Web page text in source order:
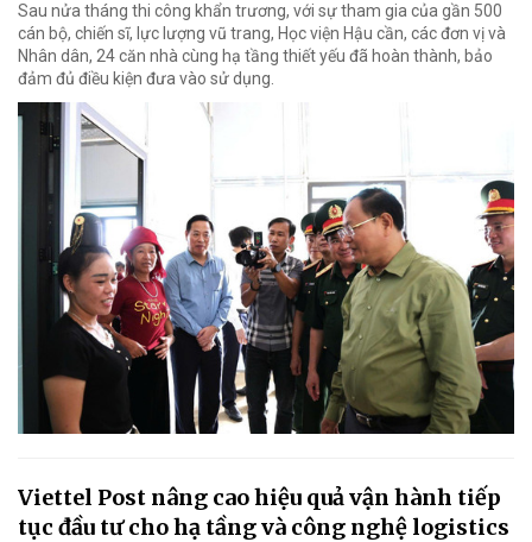
Sau nửa tháng thi công khẩn trương, với sự tham gia của gần 500
cán bộ, chiến sĩ, lực lượng vũ trang, Học viện Hậu cần, các đơn vị và
Nhân dân, 24 căn nhà cùng hạ tầng thiết yếu đã hoàn thành, bảo
đảm đủ điều kiện đưa vào sử dụng.
Viettel Post nâng cao hiệu quả vận hành tiếp
tục đầu tư cho hạ tầng và công nghệ logistics